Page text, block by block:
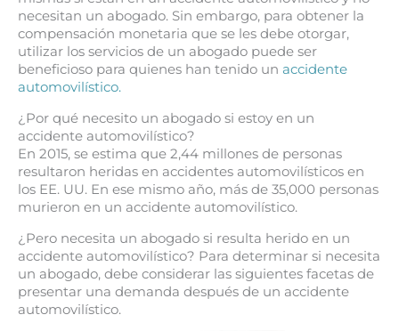
necesitan un abogado. Sin embargo, para obtener la
compensación monetaria que se les debe otorgar,
utilizar los servicios de un abogado puede ser
beneficioso para quienes han tenido un accidente
automovilístico.
¿Por qué necesito un abogado si estoy en un
accidente automovilístico?
En 2015, se estima que 2,44 millones de personas
resultaron heridas en accidentes automovilísticos en
los EE. UU. En ese mismo año, más de 35,000 personas
murieron en un accidente automovilístico.
¿Pero necesita un abogado si resulta herido en un
accidente automovilístico? Para determinar si necesita
un abogado, debe considerar las siguientes facetas de
presentar una demanda después de un accidente
automovilístico.